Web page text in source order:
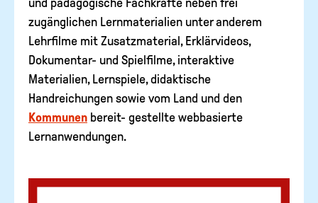
und pädagogische Fachkräfte neben frei
zugänglichen Lernmaterialien unter anderem
Lehrfilme mit Zusatzmaterial, Erklärvideos,
Dokumentar- und Spielfilme, interaktive
Materialien, Lernspiele, didaktische
Handreichungen sowie vom Land und den
Kommunen bereit- gestellte webbasierte
Lernanwendungen.